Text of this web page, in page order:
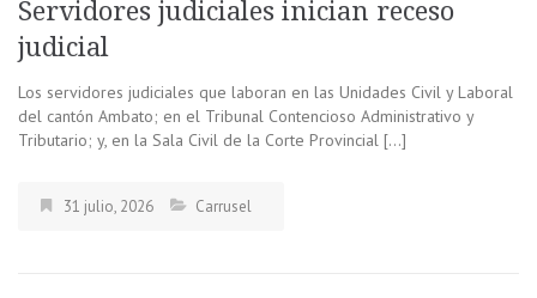
Servidores judiciales inician receso
judicial
Los servidores judiciales que laboran en las Unidades Civil y Laboral
del cantón Ambato; en el Tribunal Contencioso Administrativo y
Tributario; y, en la Sala Civil de la Corte Provincial […]
31 julio, 2026 Carrusel